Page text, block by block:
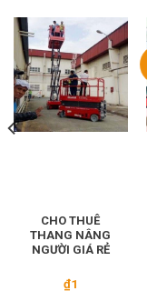
CHO THUÊ
THANG NÂNG
NGƯỜI GIÁ RẺ
₫1